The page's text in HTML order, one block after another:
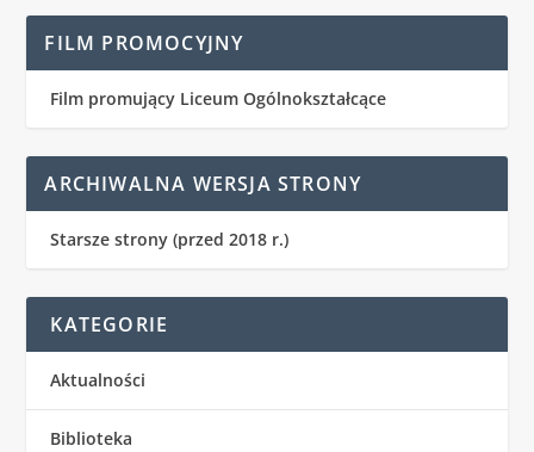
FILM PROMOCYJNY
Film promujący Liceum Ogólnokształcące
ARCHIWALNA WERSJA STRONY
Starsze strony (przed 2018 r.)
KATEGORIE
Aktualności
Biblioteka